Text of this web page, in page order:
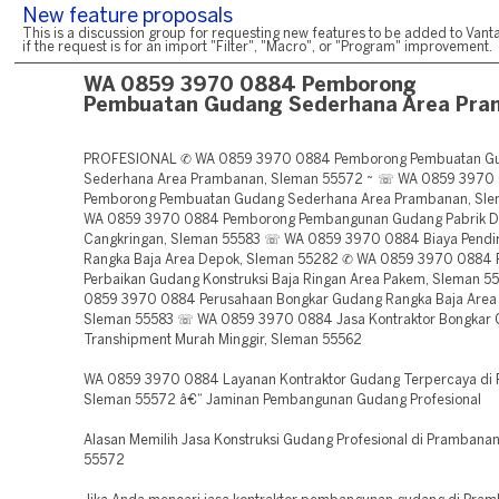
New feature proposals
This is a discussion group for requesting new features to be added to
if the request is for an import "Filter", "Macro", or "Program" improvement.
WA 0859 3970 0884 Pemborong
Pembuatan Gudang Sederhana Area
PROFESIONAL ✆ WA 0859 3970 0884 Pemborong Pembuatan
Sederhana Area Prambanan, Sleman 55572 ~ ☏ WA 0859
Pemborong Pembuatan Gudang Sederhana Area Prambanan,
WA 0859 3970 0884 Pemborong Pembangunan Gudang Pabrik
Cangkringan, Sleman 55583 ☏ WA 0859 3970 0884 Biaya
Rangka Baja Area Depok, Sleman 55282 ✆ WA 0859 3970 0884
Perbaikan Gudang Konstruksi Baja Ringan Area Pakem, Sleman
0859 3970 0884 Perusahaan Bongkar Gudang Rangka Baja
Sleman 55583 ☏ WA 0859 3970 0884 Jasa Kontraktor Bongkar
Transhipment Murah Minggir, Sleman 55562
WA 0859 3970 0884 Layanan Kontraktor Gudang Terpercaya di
Sleman 55572 â€“ Jaminan Pembangunan Gudang Profesional
Alasan Memilih Jasa Konstruksi Gudang Profesional di
55572